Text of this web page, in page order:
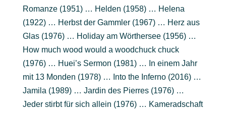
Romanze (1951) … Helden (1958) … Helena
(1922) … Herbst der Gammler (1967) … Herz aus
Glas (1976) … Holiday am Wörthersee (1956) …
How much wood would a woodchuck chuck
(1976) … Huei’s Sermon (1981) … In einem Jahr
mit 13 Monden (1978) … Into the Inferno (2016) …
Jamila (1989) … Jardin des Pierres (1976) …
Jeder stirbt für sich allein (1976) … Kameradschaft